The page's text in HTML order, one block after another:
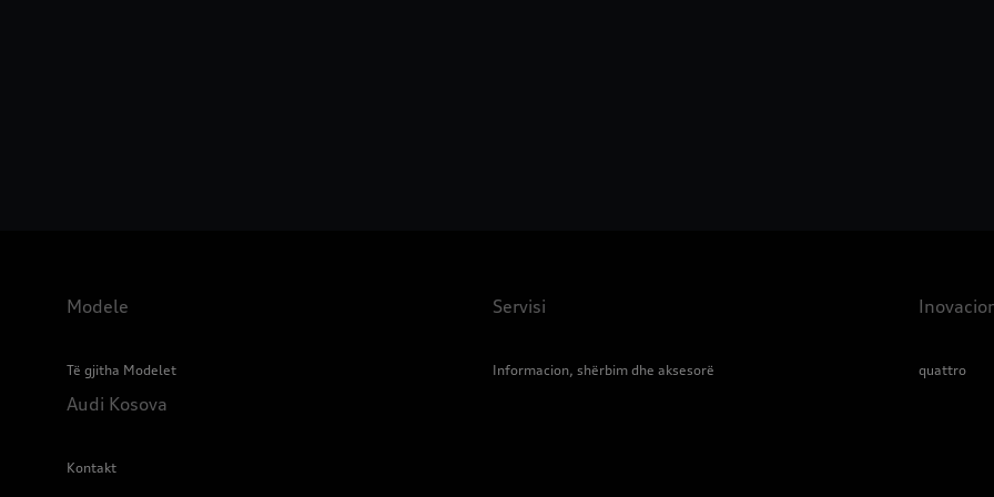
Modele
Të gjitha Modelet
Servisi
Informacion, shërbim dhe aksesorë quattro
Audi Kosova
Kontakt